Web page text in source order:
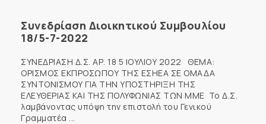
Συνεδρίαση Διοικητικού Συμβουλίου
18/5-7-2022
ΣΥΝΕΔΡΙΑΣΗ Δ.Σ. ΑΡ. 18 5 ΙΟΥΛΙΟΥ 2022 ΘΕΜΑ:
ΟΡΙΣΜΟΣ ΕΚΠΡΟΣΩΠΟΥ ΤΗΣ ΕΣΗΕΑ ΣΕ ΟΜΑΔΑ
ΣΥΝΤΟΝΙΣΜΟΥ ΓΙΑ ΤΗΝ ΥΠΟΣΤΗΡΙΞΗ ΤΗΣ
ΕΛΕΥΘΕΡΙΑΣ ΚΑΙ ΤΗΣ ΠΟΛΥΦΩΝΙΑΣ ΤΩΝ ΜΜΕ Το Δ.Σ.
λαμβάνοντας υπόψη την επιστολή του Γενικού
Γραμματέα ...